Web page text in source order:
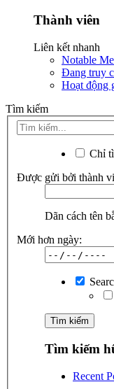
Thành viên
Liên kết nhanh
Notable
Đang truy
Hoạt động
Tìm kiếm
Chỉ
Được gửi bởi thành
Dãn cách tên
Mới hơn ngày:
Tìm kiếm
Recent